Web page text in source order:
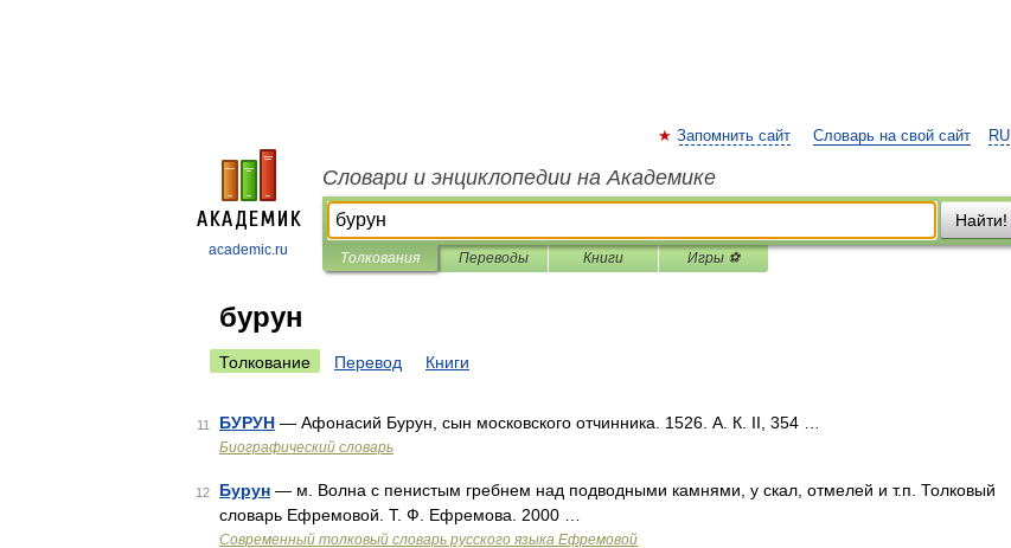
academic.ru
RU
Запомнить сайт Словарь на свой сайт
Словари и энциклопедии на Академике
Найти!
Толкования Переводы Книги Игры ⚽
бурун
Толкование Перевод Книги
11 БУРУН — Афонасий Бурун, сын московского отчинника. 1526. А. К. II, 354 …
Биографический словарь
12 Бурун — м. Волна с пенистым гребнем над подводными камнями, у скал, отмелей и т.п. Толковый
словарь Ефремовой. Т. Ф. Ефремова. 2000 …
Современный толковый словарь русского языка Ефремовой